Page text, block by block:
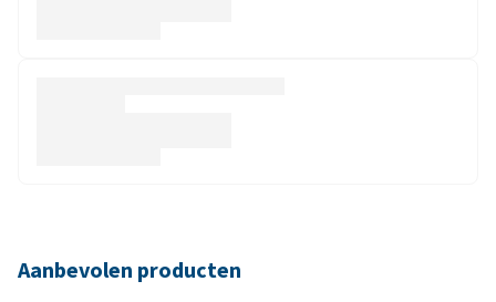
Aanbevolen producten